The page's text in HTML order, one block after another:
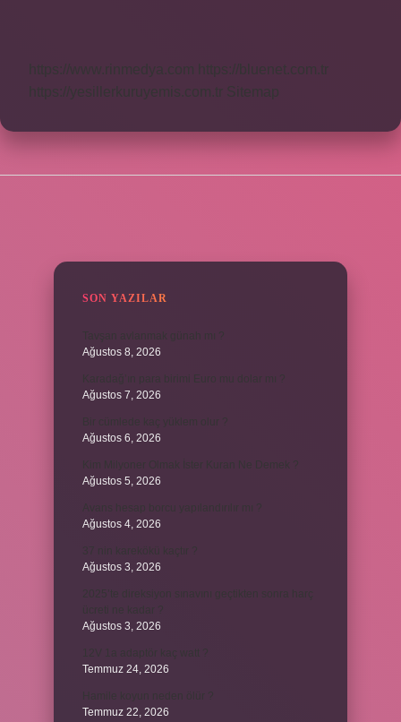
https://www.rinmedya.com
https://bluenet.com.tr
https://yesillerkuruyemis.com.tr Sitemap
SON YAZILAR
Ağustos 8, 2026
Karadağ’ın para birimi Euro mu dolar mı ?
Ağustos 7, 2026
Ağustos 6, 2026
Ağustos 5, 2026
Ağustos 4, 2026
Ağustos 3, 2026
Ağustos 3, 2026
Temmuz 24, 2026
Temmuz 22, 2026